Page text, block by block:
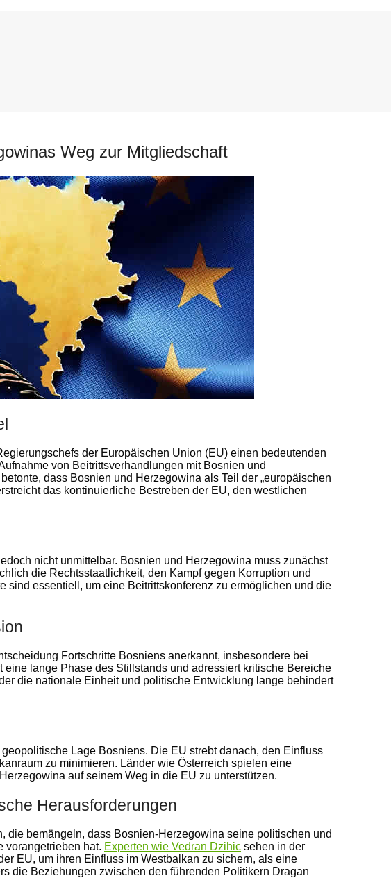
Weg zur Mitgliedschaft
der Europäischen Union (EU) einen bedeutenden
von Beitrittsverhandlungen mit Bosnien und
dass Bosnien und Herzegowina als Teil der „europäischen
das kontinuierliche Bestreben der EU, den westlichen
nicht unmittelbar. Bosnien und Herzegowina muss zunächst
die Rechtsstaatlichkeit, den Kampf gegen Korruption und
sind essentiell, um eine Beitrittskonferenz zu ermöglichen und die
Fortschritte Bosniens anerkannt, insbesondere bei
lange Phase des Stillstands und adressiert kritische Bereiche
die nationale Einheit und politische Entwicklung lange behindert
Lage Bosniens. Die EU strebt danach, den Einfluss
zu minimieren. Länder wie Österreich spielen eine
auf seinem Weg in die EU zu unterstützen.
Herausforderungen
die bemängeln, dass Bosnien-Herzegowina seine politischen und
vorangetrieben hat. Experten wie Vedran Dzihic sehen in der
EU, um ihren Einfluss im Westbalkan zu sichern, als eine
die Beziehungen zwischen den führenden Politikern Dragan